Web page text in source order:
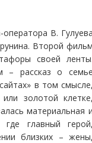
В.
Второй
своей
– рассказ о
в том
золотой
материальная
где главный
близких –